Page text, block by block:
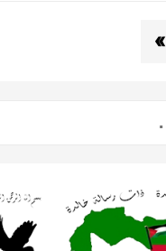
»